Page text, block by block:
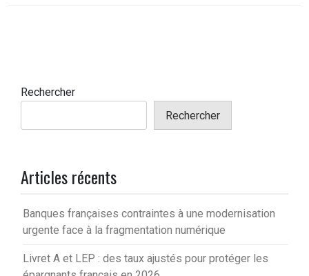
Rechercher
Rechercher
Articles récents
Banques françaises contraintes à une modernisation
urgente face à la fragmentation numérique
Livret A et LEP : des taux ajustés pour protéger les